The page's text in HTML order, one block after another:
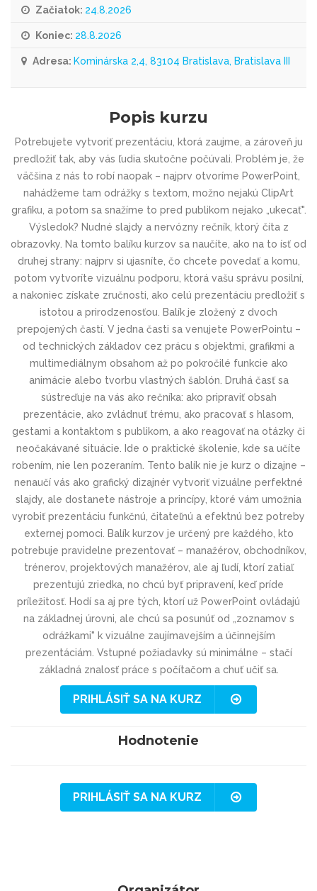
Začiatok: 24.8.2026
Koniec: 28.8.2026
Adresa: Kominárska 2,4, 83104 Bratislava, Bratislava III
Popis kurzu
Potrebujete vytvoriť prezentáciu, ktorá zaujme, a zároveň ju
predložiť tak, aby vás ľudia skutočne počúvali. Problém je, že
väčšina z nás to robí naopak – najprv otvoríme PowerPoint,
nahádžeme tam odrážky s textom, možno nejakú ClipArt
grafiku, a potom sa snažíme to pred publikom nejako „ukecať".
Výsledok? Nudné slajdy a nervózny rečník, ktorý číta z
obrazovky. Na tomto balíku kurzov sa naučíte, ako na to ísť od
druhej strany: najprv si ujasníte, čo chcete povedať a komu,
potom vytvoríte vizuálnu podporu, ktorá vašu správu posilní,
a nakoniec získate zručnosti, ako celú prezentáciu predložiť s
istotou a prirodzenosťou. Balík je zložený z dvoch
prepojených častí. V jedna časti sa venujete PowerPointu –
od technických základov cez prácu s objektmi, grafikmi a
multimediálnym obsahom až po pokročilé funkcie ako
animácie alebo tvorbu vlastných šablón. Druhá časť sa
sústreďuje na vás ako rečníka: ako pripraviť obsah
prezentácie, ako zvládnuť trému, ako pracovať s hlasom,
gestami a kontaktom s publikom, a ako reagovať na otázky či
neočakávané situácie. Ide o praktické školenie, kde sa učíte
robením, nie len pozeraním. Tento balík nie je kurz o dizajne –
nenaučí vás ako grafický dizajnér vytvoriť vizuálne perfektné
slajdy, ale dostanete nástroje a princípy, ktoré vám umožnia
vyrobiť prezentáciu funkčnú, čitateľnú a efektnú bez potreby
externej pomoci. Balík kurzov je určený pre každého, kto
potrebuje pravidelne prezentovať – manažérov, obchodníkov,
trénerov, projektových manažérov, ale aj ľudí, ktorí zatiaľ
prezentujú zriedka, no chcú byť pripravení, keď príde
príležitosť. Hodí sa aj pre tých, ktorí už PowerPoint ovládajú
na základnej úrovni, ale chcú sa posunúť od „zoznamov s
odrážkami" k vizuálne zaujímavejším a účinnejším
prezentáciám. Vstupné požiadavky sú minimálne – stačí
základná znalosť práce s počítačom a chuť učiť sa.
PRIHLÁSIŤ SA NA KURZ
Hodnotenie
PRIHLÁSIŤ SA NA KURZ